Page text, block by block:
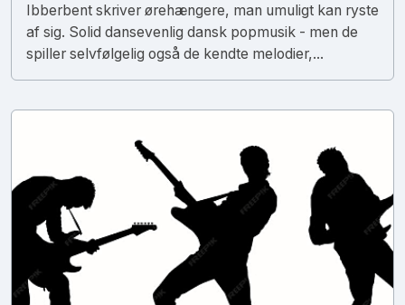
Ibberbent skriver ørehængere, man umuligt kan ryste
af sig. Solid dansevenlig dansk popmusik - men de
spiller selvfølgelig også de kendte melodier,...